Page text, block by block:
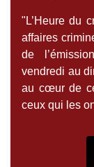
"L’Heure du
affaires
de
vendredi au
au cœur de
ceux qui les